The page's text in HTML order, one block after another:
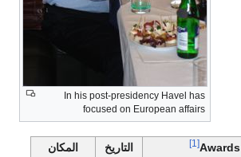
In his post-presidency Havel has
focused on European affairs
Awards
[1] التاريخ المكان